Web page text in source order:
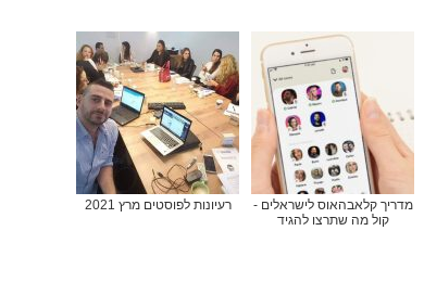
מדריך קלאבהאוס לישראלים -
קול מה שתרצו להגיד
רעיונות לפוסטים מרץ 2021